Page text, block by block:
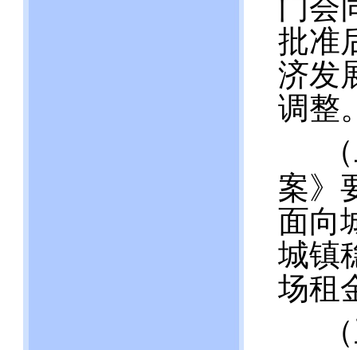
门会
批准
济发
调整
案》
面向
城镇
场租